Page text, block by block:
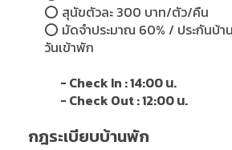
⭕ สุนัขตัวละ 300 บาท/ตัว/คืน
⭕ มัดจำประมาณ 60% / ประกันบ้า
วันเข้าพัก
- Check In : 14:00 น.
- Check Out : 12:00 น.
กฎระเบียบบ้านพัก